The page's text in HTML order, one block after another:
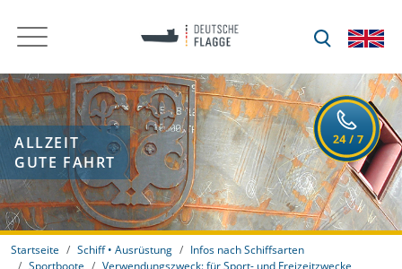
ALLZEIT
GUTE FAHRT
Startseite Schiff • Ausrüstung
Infos nach Schiffsarten
Sportboote
Verwendungszweck: für Sport- und Freizeitzwecke